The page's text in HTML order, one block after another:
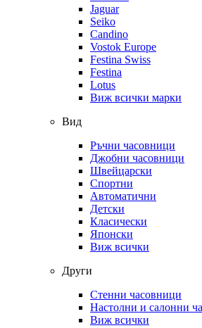
Jaguar
Seiko
Candino
Vostok Europe
Festina Swiss
Festina
Lotus
Виж всички марки
Вид
Ръчни часовници
Джобни часовници
Швейцарски
Спортни
Автоматични
Детски
Класически
Японски
Виж всички
Други
Стенни часовници
Настолни и салонни
Виж всички